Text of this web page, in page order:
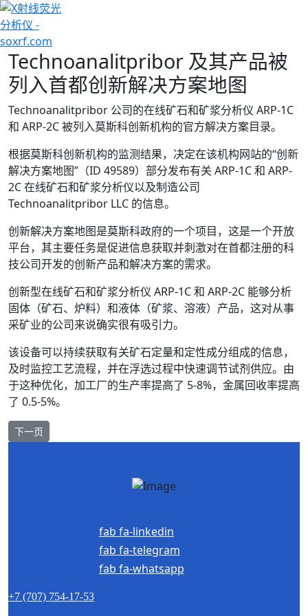
Technoanalitpribor 及其产品被
列入首都创新解决方案地图
Technoanalitpribor 公司的在线矿石和矿浆分析仪 ARP-1C
和 ARP-2C 被列入莫斯科创新机构的官方解决方案目录。
根据莫斯科创新机构的监测结果，决定在该机构网站的“创新
解决方案地图”（ID 49589）部分发布有关 ARP-1C 和 ARP-
2C 在线矿石和矿浆分析仪以及制造公司
Technoanalitpribor LLC 的信息。
创新解决方案地图是莫斯科政府的一个项目，这是一个开放
平台，其主要任务是促进信息获取并刺激对在首都注册的科
技公司开发的创新产品和解决方案的需求。
创新型在线矿石和矿浆分析仪 ARP-1C 和 ARP-2C 能够分析
固体（矿石、炉料）和液体（矿浆、溶液）产品，这对从事
采矿业的公司来说确实很有吸引力。
该设备可以持续获取有关矿石定量和定性成分组成的信息，
及时监控工艺流程，并在浮选过程中快速调节试剂供应。由
于这种优化，加工厂的生产率提高了 5-8%，金属回收率提高
了 0.5-5%。
下一篇文章: 与印度同事的谈判
下一页
fab fa-linkedin
fab fa-telegram
fab fa-whatsapp
+7 (707) 754-17-53